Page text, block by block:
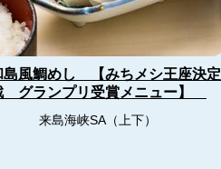
島風鯛めし 【みちメシ王座決定
グランプリ受賞メニュー】
来島海峡SA（上下）